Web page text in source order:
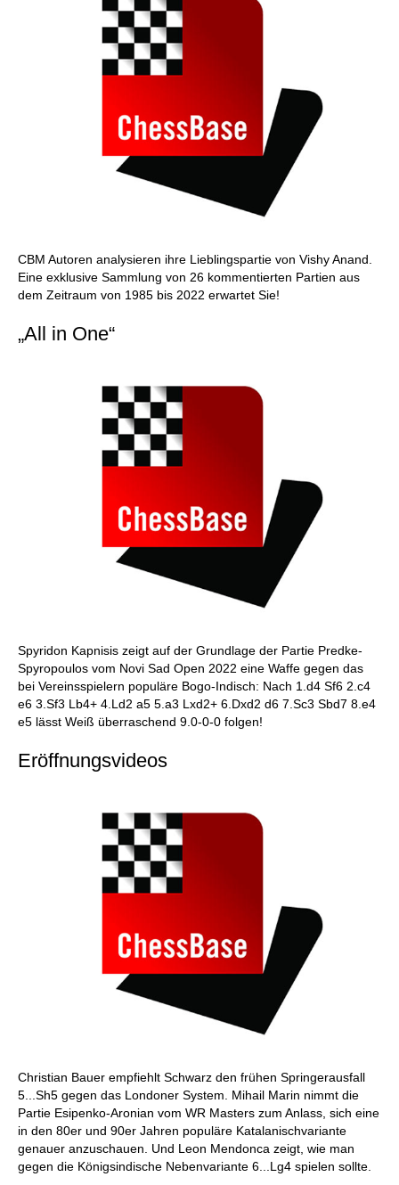
CBM Autoren analysieren ihre Lieblingspartie von Vishy Anand.
Eine exklusive Sammlung von 26 kommentierten Partien aus
dem Zeitraum von 1985 bis 2022 erwartet Sie!
„All in One“
Spyridon Kapnisis zeigt auf der Grundlage der Partie Predke-
Spyropoulos vom Novi Sad Open 2022 eine Waffe gegen das
bei Vereinsspielern populäre Bogo-Indisch: Nach 1.d4 Sf6 2.c4
e6 3.Sf3 Lb4+ 4.Ld2 a5 5.a3 Lxd2+ 6.Dxd2 d6 7.Sc3 Sbd7 8.e4
e5 lässt Weiß überraschend 9.0-0-0 folgen!
Eröffnungsvideos
Christian Bauer empfiehlt Schwarz den frühen Springerausfall
5...Sh5 gegen das Londoner System. Mihail Marin nimmt die
Partie Esipenko-Aronian vom WR Masters zum Anlass, sich eine
in den 80er und 90er Jahren populäre Katalanischvariante
genauer anzuschauen. Und Leon Mendonca zeigt, wie man
gegen die Königsindische Nebenvariante 6...Lg4 spielen sollte.